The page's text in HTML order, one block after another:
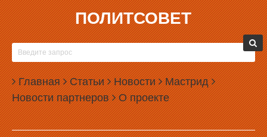
ПОЛИТСОВЕТ
Главная Статьи Новости Мастрид
Новости партнеров О проекте
14.03.2013, 17:34
НА УРАЛЕ ДЕПУТАТА ЗАПОДОЗРИЛИ В
НЕУПЛАТЕ НАЛОГОВ
Следственный комитет возбудил уголовное дело в отношении
депутата Тугулымской думы Екатерины Зотеевой. Женщину
подозревают в сокрытии денег, из которых должны были
уплачиваться налоги.